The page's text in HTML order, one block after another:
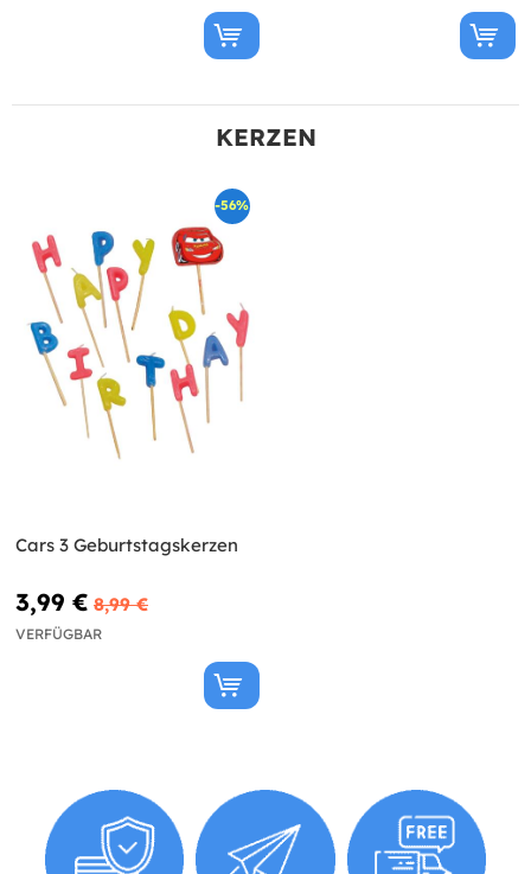
KERZEN
-56%
Cars 3 Geburtstagskerzen
3,99 € 8,99 €
VERFÜGBAR